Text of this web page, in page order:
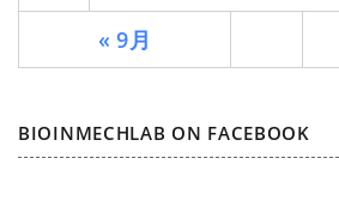
« 9月
BIOINMECHLAB ON FACEBOOK